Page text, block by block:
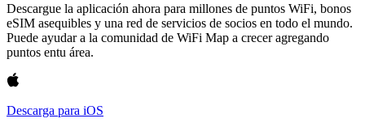
Descargue la aplicación ahora para millones de puntos WiFi, bonos
eSIM asequibles y una red de servicios de socios en todo el mundo.
Puede ayudar a la comunidad de WiFi Map a crecer agregando
puntos entu área.
Descarga para iOS